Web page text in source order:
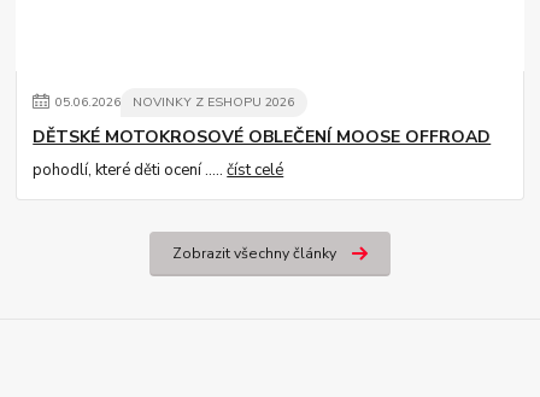
05.06.2026 NOVINKY Z ESHOPU 2026
DĚTSKÉ MOTOKROSOVÉ OBLEČENÍ MOOSE OFFROAD
pohodlí, které děti ocení .....číst celé
Zobrazit všechny články